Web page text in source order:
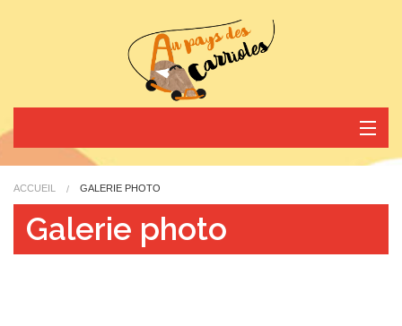
Nos activités
Nos actus
ACCUEIL GALERIE PHOTO
Galerie photo